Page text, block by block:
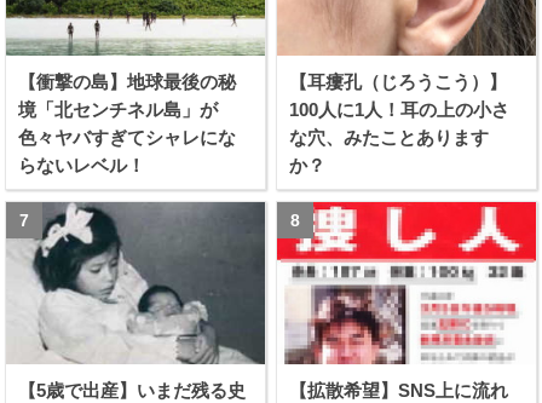
【衝撃の島】地球最後の秘
境「北センチネル島」が
色々ヤバすぎてシャレにな
らないレベル！
【耳瘻孔（じろうこう）】
100人に1人！耳の上の小さ
な穴、みたことあります
か？
【5歳で出産】いまだ残る史
【拡散希望】SNS上に流れ